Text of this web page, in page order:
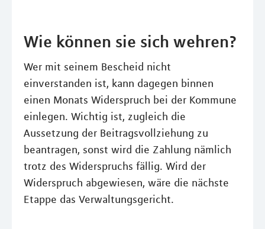
Wie können sie sich wehren?
Wer mit seinem Bescheid nicht
einverstanden ist, kann dagegen binnen
einen Monats Widerspruch bei der Kommune
einlegen. Wichtig ist, zugleich die
Aussetzung der Beitragsvollziehung zu
beantragen, sonst wird die Zahlung nämlich
trotz des Widerspruchs fällig. Wird der
Widerspruch abgewiesen, wäre die nächste
Etappe das Verwaltungsgericht.